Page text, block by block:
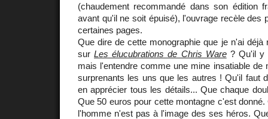
(chaudement recommandé dans son édition
avant qu'il ne soit épuisé), l'ouvrage recèle des
certaines pages.
Que dire de cette monographie que je n'ai déjà
surLes élucubrations de Chris Ware? Qu'il y
mais l'entendre comme une mine insatiable de
surprenants les uns que les autres ! Qu'il faut
en apprécier tous les détails... Que chaque
Que 50 euros pour cette montagne c'est
l'homme n'est pas à l'image des ses héros.